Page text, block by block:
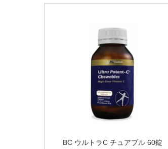
BC ウルトラC チュアブル 60錠